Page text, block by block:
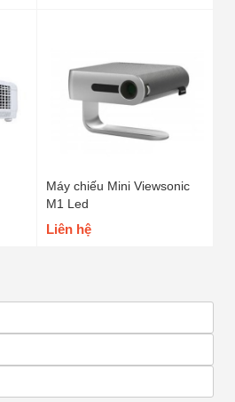
Máy chiếu Mini Viewsonic
M1 Led
Liên hệ